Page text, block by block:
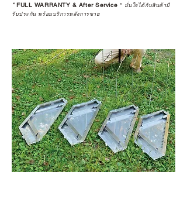
*FULL WARRANTY & After Service * มั่นใจได้กับสินค้ามี
รับประกัน พร้อมบริการหลังการขาย